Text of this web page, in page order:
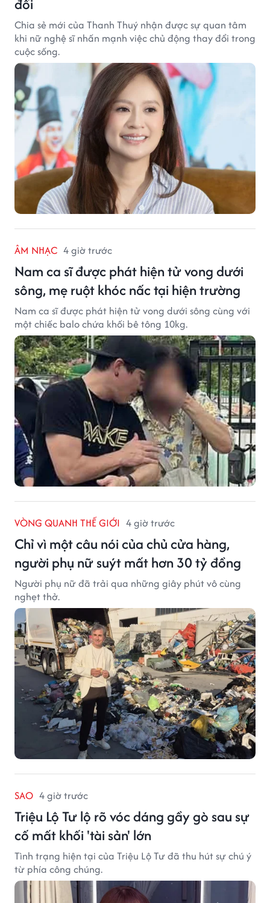
Chia sẻ mới của Thanh Thuý nhận được sự quan tâm
khi nữ nghệ sĩ nhấn mạnh việc chủ động thay đổi trong
cuộc sống.
ÂM NHẠC 4 giờ trước
Nam ca sĩ được phát hiện tử vong dưới
sông, mẹ ruột khóc nấc tại hiện trường
Nam ca sĩ được phát hiện tử vong dưới sông cùng với
một chiếc balo chứa khối bê tông 10kg.
VÒNG QUANH THẾ GIỚI 4 giờ trước
Chỉ vì một câu nói của chủ cửa hàng,
người phụ nữ suýt mất hơn 30 tỷ đồng
Người phụ nữ đã trải qua những giây phút vô cùng
nghẹt thở.
SAO 4 giờ trước
Triệu Lộ Tư lộ rõ vóc dáng gầy gò sau sự
cố mất khối 'tài sản' lớn
Tình trạng hiện tại của Triệu Lộ Tư đã thu hút sự chú ý
từ phía công chúng.